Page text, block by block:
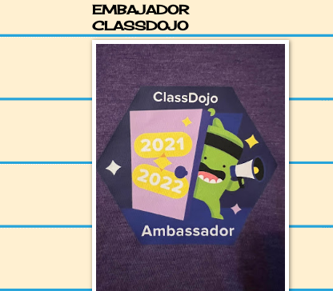
EMBAJADOR
CLASSDOJO